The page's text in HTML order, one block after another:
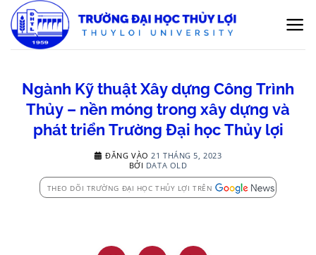
qua
nội
Ngành Kỹ thuật Xây dựng Công Trình
Thủy – nền móng trong xây dựng và
phát triển Trường Đại học Thủy lợi
ĐĂNG VÀO 21 THÁNG 5, 2023
BỞI DATA OLD
THEO DÕI TRƯỜNG ĐẠI HỌC THỦY LỢI TRÊN